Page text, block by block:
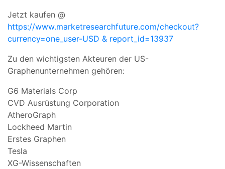
Jetzt kaufen @
https://www.marketresearchfuture.com/checkout?
currency=one_user-USD & report_id=13937
Zu den wichtigsten Akteuren der US-
Graphenunternehmen gehören:
G6 Materials Corp
CVD Ausrüstung Corporation
AtheroGraph
Lockheed Martin
Erstes Graphen
Tesla
XG-Wissenschaften